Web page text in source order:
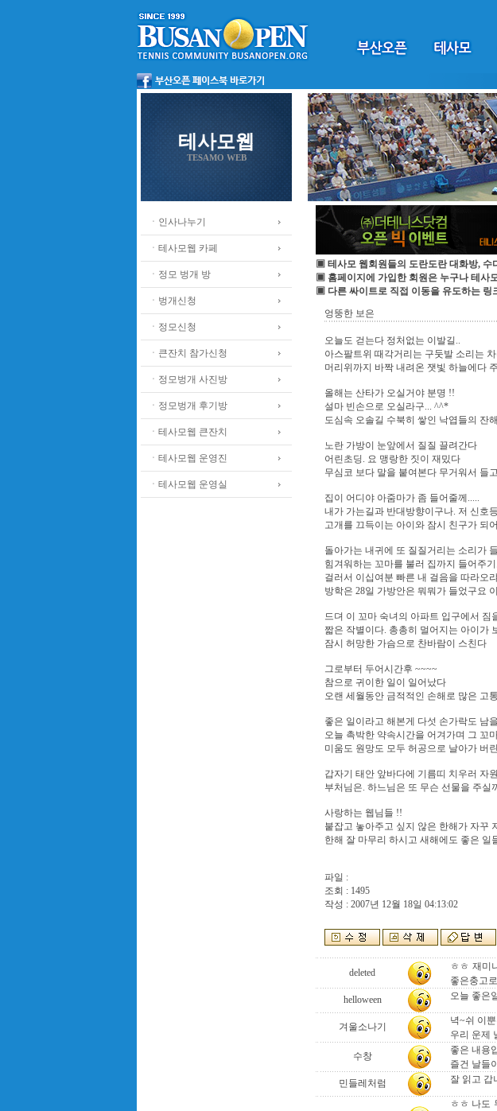
테사모웹
TESAMO WEB
ㆍ인사나누기
ㆍ테사모웹 카페
ㆍ정모 벙개 방
ㆍ벙개신청
ㆍ정모신청
ㆍ큰잔치 참가신청
ㆍ정모벙개 사진방
ㆍ정모벙개 후기방
ㆍ테사모웹 큰잔치
ㆍ테사모웹 운영진
ㆍ테사모웹 운영실
▣ 테사모 웹회원들의 도란도란 대화방, 수
▣ 홈페이지에 가입한 회원은 누구나 테사
▣ 다른 싸이트로 직접 이동을 유도하는 링
엉뚱한 보은
오늘도 걷는다 정처없는 이발길..
아스팔트위 때각거리는 구둣발 소리는
머리위까지 바짝 내려온 잿빛 하늘에다
올해는 산타가 오실거야 분명 !!
설마 빈손으로 오실라구... ^^*
도심속 오솔길 수북히 쌓인 낙엽들의 잔
노란 가방이 눈앞에서 질질 끌려간다
어린초딩. 요 맹랑한 짓이 재밌다
무심코 보다 말을 붙여본다 무거워서 들
집이 어디야 아줌마가 좀 들어줄께.....
내가 가는길과 반대방향이구나. 저 신호
고개를 끄득이는 아이와 잠시 친구가 되
돌아가는 내귀에 또 질질거리는 소리가
힘겨워하는 꼬마를 불러 집까지 들어주
걸러서 이십여분 빠른 내 걸음을 따라오
방학은 28일 가방안은 뭐뭐가 들었구요
드뎌 이 꼬마 숙녀의 아파트 입구에서
짧은 작별이다. 총총히 멀어지는 아이가
잠시 허망한 가슴으로 찬바람이 스친다
그로부터 두어시간후 ~~~~
참으로 귀이한 일이 일어났다
오랜 세월동안 금적적인 손해로 많은 고
좋은 일이라고 해본게 다섯 손가락도 남
오늘 촉박한 약속시간을 어겨가며 그 꼬
미움도 원망도 모두 허공으로 날아가 버
갑자기 태안 앞바다에 기름띠 치우러 자
부처님은. 하느님은 또 무슨 선물을 주실
사랑하는 웹님들 !!
붙잡고 놓아주고 싶지 않은 한해가 자꾸
한해 잘 마무리 하시고 새해에도 좋은
파일 :
조회 : 1495
작성 : 2007년 12월 18일 04:13:02
deleted
ㅎㅎ 재미
좋은충고
helloween 오늘 좋은
겨울소나기
녁~쉬 이
우리 운제
수창
좋은 내용
즐건 날들
민들레처럼 잘 읽고 갑
ㅎㅎ 나도